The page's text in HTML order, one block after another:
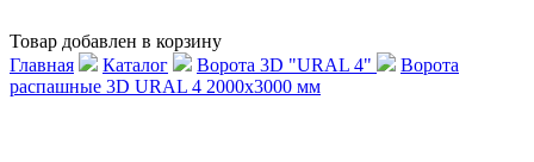
Товар добавлен в корзину
Главная
Каталог Ворота 3D "URAL 4"
Ворота
распашные 3D URAL 4 2000х3000 мм